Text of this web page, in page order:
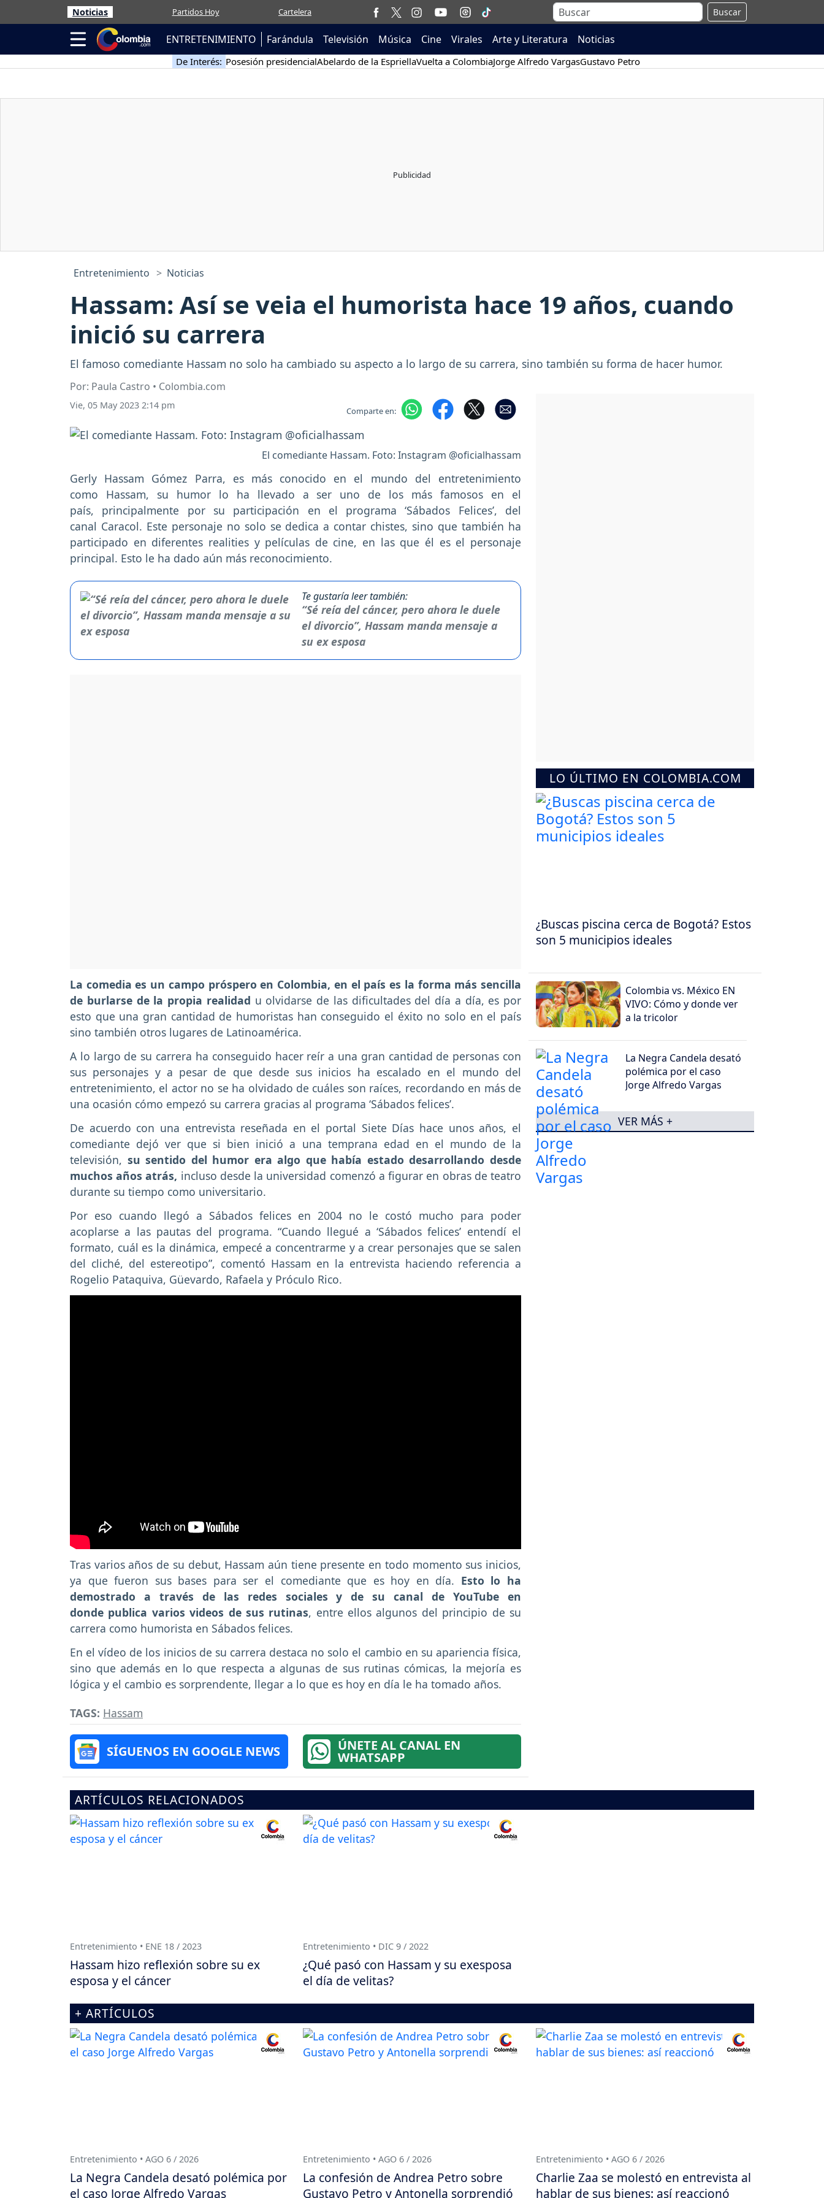
Noticias Partidos Hoy Cartelera Buscar
ENTRETENIMIENTO Farándula Televisión Música Cine Virales Arte y Literatura Noticias
De Interés: Posesión presidencialAbelardo de la EspriellaVuelta a ColombiaJorge Alfredo VargasGustavo Petro
Entretenimiento Noticias
Hassam: Así se veia el humorista hace 19 años, cuando
inició su carrera
El famoso comediante Hassam no solo ha cambiado su aspecto a lo largo de su carrera, sino también su forma de hacer humor.
Por: Paula Castro • Colombia.com
Vie, 05 May 2023 2:14 pm Comparte en:
El comediante Hassam. Foto: Instagram @oficialhassam
Gerly Hassam Gómez Parra, es más conocido en el mundo del entretenimiento
como Hassam, su humor lo ha llevado a ser uno de los más famosos en el
país, principalmente por su participación en el programa ‘Sábados Felices’, del
canal Caracol. Este personaje no solo se dedica a contar chistes, sino que también ha
participado en diferentes realities y películas de cine, en las que él es el personaje
principal. Esto le ha dado aún más reconocimiento.
Te gustaría leer también:
“Sé reía del cáncer, pero ahora le duele
el divorcio”, Hassam manda mensaje a
su ex esposa
La comedia es un campo próspero en Colombia, en el país es la forma más sencilla
de burlarse de la propia realidad u olvidarse de las dificultades del día a día, es por
esto que una gran cantidad de humoristas han conseguido el éxito no solo en el país
sino también otros lugares de Latinoamérica.
A lo largo de su carrera ha conseguido hacer reír a una gran cantidad de personas con
sus personajes y a pesar de que desde sus inicios ha escalado en el mundo del
entretenimiento, el actor no se ha olvidado de cuáles son raíces, recordando en más de
una ocasión cómo empezó su carrera gracias al programa ‘Sábados felices’.
De acuerdo con una entrevista reseñada en el portal Siete Días hace unos años, el
comediante dejó ver que si bien inició a una temprana edad en el mundo de la
televisión, su sentido del humor era algo que había estado desarrollando desde
muchos años atrás, incluso desde la universidad comenzó a figurar en obras de teatro
durante su tiempo como universitario.
Por eso cuando llegó a Sábados felices en 2004 no le costó mucho para poder
acoplarse a las pautas del programa. “Cuando llegué a ‘Sábados felices’ entendí el
formato, cuál es la dinámica, empecé a concentrarme y a crear personajes que se salen
del cliché, del estereotipo”, comentó Hassam en la entrevista haciendo referencia a
Rogelio Pataquiva, Güevardo, Rafaela y Próculo Rico.
Tras varios años de su debut, Hassam aún tiene presente en todo momento sus inicios,
ya que fueron sus bases para ser el comediante que es hoy en día. Esto lo ha
demostrado a través de las redes sociales y de su canal de YouTube en
donde publica varios videos de sus rutinas, entre ellos algunos del principio de su
carrera como humorista en Sábados felices.
En el vídeo de los inicios de su carrera destaca no solo el cambio en su apariencia física,
sino que además en lo que respecta a algunas de sus rutinas cómicas, la mejoría es
lógica y el cambio es sorprendente, llegar a lo que es hoy en día le ha tomado años.
TAGS: Hassam
SÍGUENOS EN GOOGLE NEWS ÚNETE AL CANAL EN
WHATSAPP
LO ÚLTIMO EN COLOMBIA.COM
¿Buscas piscina cerca de Bogotá? Estos
son 5 municipios ideales
Colombia vs. México EN
VIVO: Cómo y donde ver
a la tricolor
La Negra Candela desató
polémica por el caso
Jorge Alfredo Vargas
VER MÁS +
ARTÍCULOS RELACIONADOS
Entretenimiento • ENE 18 / 2023
Hassam hizo reflexión sobre su ex
esposa y el cáncer
Entretenimiento • DIC 9 / 2022
¿Qué pasó con Hassam y su exesposa
el día de velitas?
+ ARTÍCULOS
Entretenimiento • AGO 6 / 2026
La Negra Candela desató polémica por
el caso Jorge Alfredo Vargas
Entretenimiento • AGO 6 / 2026
La confesión de Andrea Petro sobre
Gustavo Petro y Antonella sorprendió
Entretenimiento • AGO 6 / 2026
Charlie Zaa se molestó en entrevista al
hablar de sus bienes: así reaccionó